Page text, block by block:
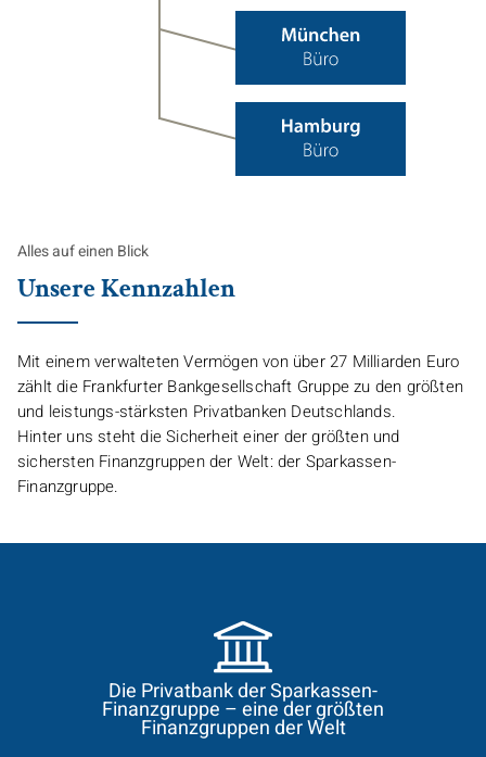
Alles auf einen Blick
Unsere Kennzahlen
Mit einem verwalteten Vermögen von über 27 Milliarden Euro
zählt die Frankfurter Bankgesellschaft Gruppezu den größten
und leistungs-stärksten Privatbanken Deutschlands.
Hinter uns steht die Sicherheit einer der größten und
sichersten Finanzgruppen der Welt: der Sparkassen-
Finanzgruppe.
Die Privatbank der Sparkassen-
Finanzgruppe – eine der größten
Finanzgruppen der Welt